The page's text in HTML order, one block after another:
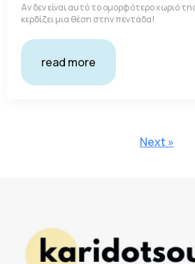
Αν δεν είναι αυτό το ομορφότερο χωριό
κερδίζει μια θέση στην πεντάδα!
read more
Next »